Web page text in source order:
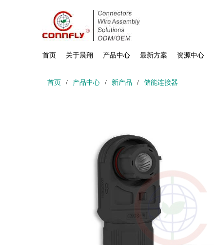
首页 关于晨翔 产品中心 最新方案 资源中心
首页 / 产品中心 / 新产品 / 储能连接器